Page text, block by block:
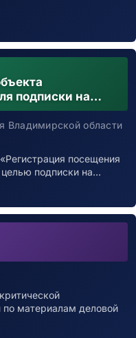
подписки на
контакте с
Владимирской области
посещения
целью подписки на…
материалам деловой